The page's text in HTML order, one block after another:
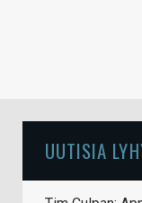
UUTISIA